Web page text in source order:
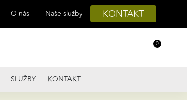
O nás Naše služby KONTAKT
0
SLUŽBY KONTAKT